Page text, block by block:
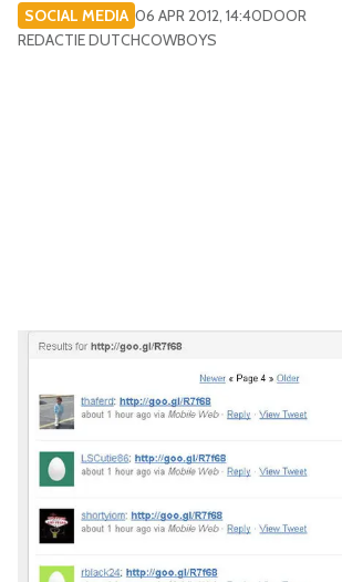
SOCIAL MEDIA 06 APR 2012, 14:40DOOR
REDACTIE DUTCHCOWBOYS